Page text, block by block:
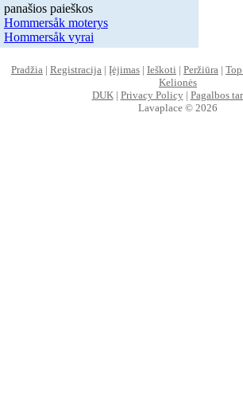
panašios paieškos
Hommersåk moterys
Hommersåk vyrai
Pradžia | Registracija | Įėjimas | Ieškoti | Peržiūra |
Kelionės
DUK| Privacy Policy| Pagalbos
Lavaplace © 2026